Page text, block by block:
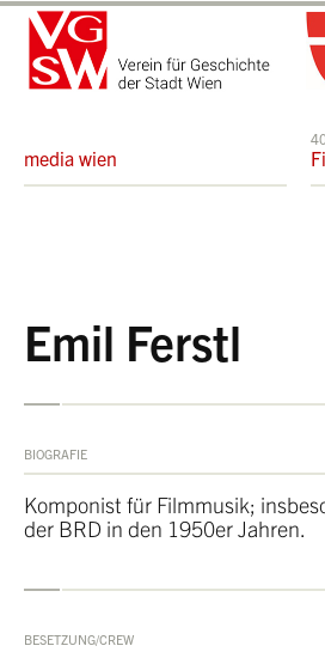
media wien
Emil Ferstl
BIOGRAFIE
Komponist für Filmmusik;
der BRD in den 1950er Jahren.
BESETZUNG/CREW